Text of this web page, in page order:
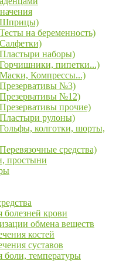
(Шприцы)
на беременность)
наборы)
пипетки...)
Компрессы...)
№3)
№12)
прочие)
рулоны)
колготки, шорты,
средства)
простыни
болезней крови
обмена веществ
костей
суставов
боли, температуры